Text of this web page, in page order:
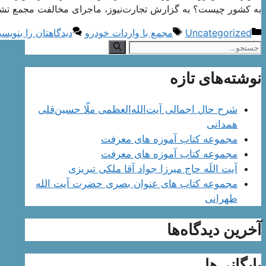
به کشور چیست؟ به گزارش تجارت‌نیوز، ماجرای مخالفت مجمع
دسته‌ها
Uncategorized برچسب‌ها
مجمع با واردات خودرو
دیدگاهتان را
جستجوی
نوشته‌های تازه
شرح حال اجمالی آیت‌الله‌العظمی ملّا حسین‌قلی
همدانی
مجموعه کتاب آموزه های معرفت
مجموعه کتاب آموزه های معرفت
آیت اللَه حاج میرزا جواد آقا ملکی تبریزی
مجموعه کتاب های عنوان بصری حضرت آیت الله
طهرانی
آخرین دیدگاه‌ها